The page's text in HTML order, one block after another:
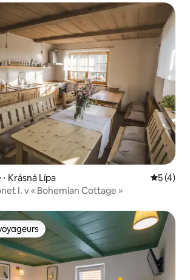
Krásná Lípa
5 (4)
Apartmán Mezonet I. v « Bohemian Cottage »